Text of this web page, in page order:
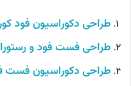
طراحی دکوراسیون فود
طراحی فست فود و
طراحی دکوراسیون فست